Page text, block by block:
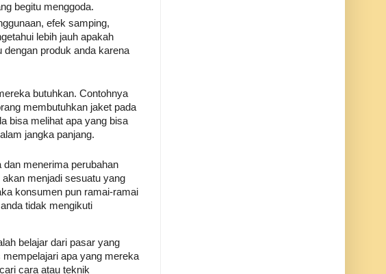
begitu menggoda.
efek samping,
lebih jauh apakah
produk anda karena
butuhkan. Contohnya
membutuhkan jaket pada
bisa melihat apa yang bisa
jangka panjang.
menerima perubahan
menjadi sesuatu yang
konsumen pun ramai-ramai
tidak mengikuti
belajar dari pasar yang
apa yang mereka
cara atau teknik